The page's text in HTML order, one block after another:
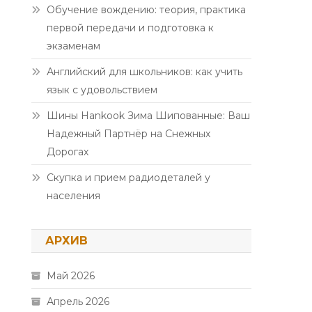
Обучение вождению: теория, практика
первой передачи и подготовка к
экзаменам
Английский для школьников: как учить
язык с удовольствием
Шины Hankook Зима Шипованные: Ваш
Надежный Партнёр на Снежных
Дорогах
Скупка и прием радиодеталей у
населения
АРХИВ
Май 2026
Апрель 2026